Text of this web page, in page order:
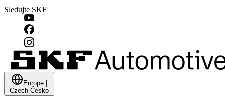
Sledujte SKF
Europe
Czech Česko